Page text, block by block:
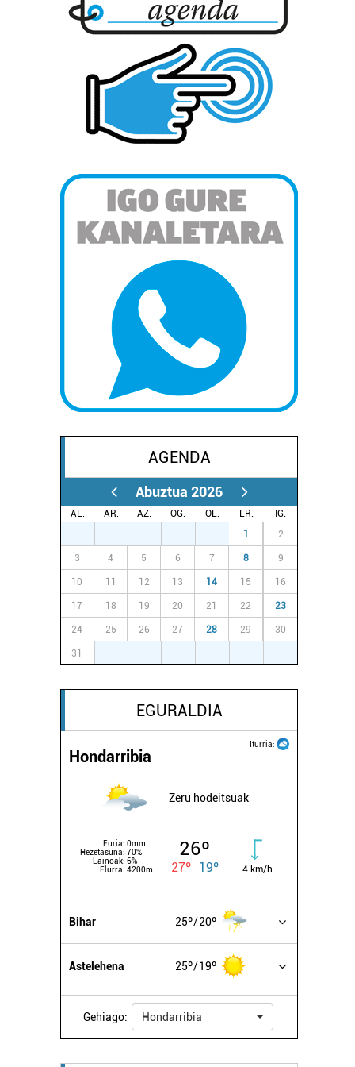
AGENDA
Abuztua 2026
AL. AR. AZ. OG. OL. LR.
IG.
1 2
3 4 5 6 7 8 9
10 11 12 13 14 15 16
17 18 19 20 21 22 23
24 25 26 27 28 29 30
31
EGURALDIA
Iturria:
Hondarribia
Zeru hodeitsuak
Euria: 0mm
Hezetasuna: 70%
Lainoak: 6%
Elurra: 4200m
26º
27º 19º 4 km/h
Bihar 25º 20º
Astelehena 25º 19º
Gehiago: Hondarribia